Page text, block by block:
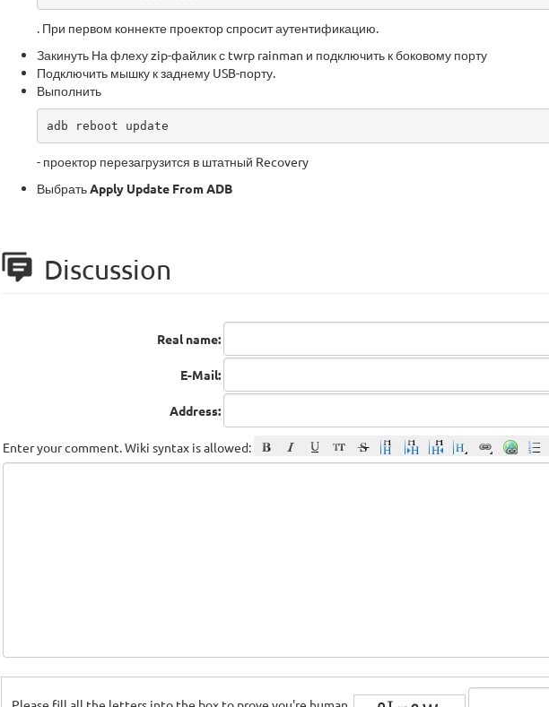
. При первом коннекте проектор спросит аутентификацию.
Закинуть На флеху zip-файлик с twrp rainman и подключить к боковому порту
Подключить мышку к заднему USB-порту.
Выполнить
adb reboot update
- проектор перезагрузится в штатный Recovery
ВыбратьApply Update From ADB
Discussion
Real name:
E-Mail:
Address:
Enter your comment. Wiki syntax is allowed: